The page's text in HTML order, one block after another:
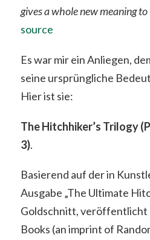
gives a whole new meaning to
source
Es war mir ein Anliegen,
seine ursprüngliche
Hier ist sie:
The Hitchhiker’s Trilogy
3).
Basierend auf der in
Ausgabe „The Ultimate
Goldschnitt, veröffentlicht
Books (an imprint of